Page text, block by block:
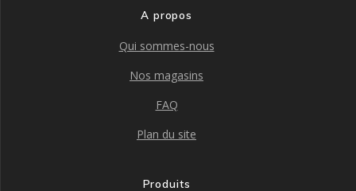
A propos
Qui sommes-nous
Nos magasins
FAQ
Plan du site
Produits